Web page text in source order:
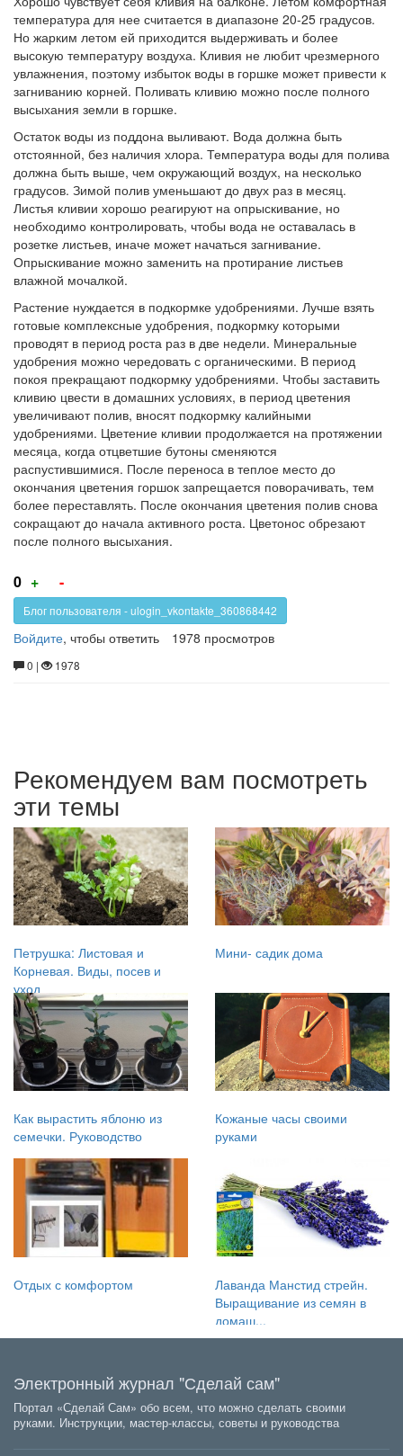
температура для нее считается в диапазоне 20-25 градусов.
Но жарким летом ей приходится выдерживать и более
высокую температуру воздуха. Кливия не любит чрезмерного
увлажнения, поэтому избыток воды в горшке может привести к
загниванию корней. Поливать кливию можно после полного
высыхания земли в горшке.
Остаток воды из поддона выливают. Вода должна быть
отстоянной, без наличия хлора. Температура воды для полива
должна быть выше, чем окружающий воздух, на несколько
градусов. Зимой полив уменьшают до двух раз в месяц.
Листья кливии хорошо реагируют на опрыскивание, но
необходимо контролировать, чтобы вода не оставалась в
розетке листьев, иначе может начаться загнивание.
Опрыскивание можно заменить на протирание листьев
влажной мочалкой.
Растение нуждается в подкормке удобрениями. Лучше взять
готовые комплексные удобрения, подкормку которыми
проводят в период роста раз в две недели. Минеральные
удобрения можно чередовать с органическими. В период
покоя прекращают подкормку удобрениями. Чтобы заставить
кливию цвести в домашних условиях, в период цветения
увеличивают полив, вносят подкормку калийными
удобрениями. Цветение кливии продолжается на протяжении
месяца, когда отцветшие бутоны сменяются
распустившимися. После переноса в теплое место до
окончания цветения горшок запрещается поворачивать, тем
более переставлять. После окончания цветения полив снова
сокращают до начала активного роста. Цветонос обрезают
после полного высыхания.
0 +
за!
-
против!
Блог пользователя - ulogin_vkontakte_360868442
Войдите, чтобы ответить 1978 просмотров
0 | 1978
Рекомендуем вам посмотреть
эти темы
Петрушка: Листовая и
Корневая. Виды, посев и
уход
Мини- садик дома
Как вырастить яблоню из
семечки. Руководство
Кожаные часы своими
руками
Отдых с комфортом
Лаванда Манстид стрейн.
Выращивание из семян в
домаш...
Электронный журнал "Сделай сам"
Портал «Сделай Сам» обо всем, что можно сделать своими
руками. Инструкции, мастер-классы, советы и руководства